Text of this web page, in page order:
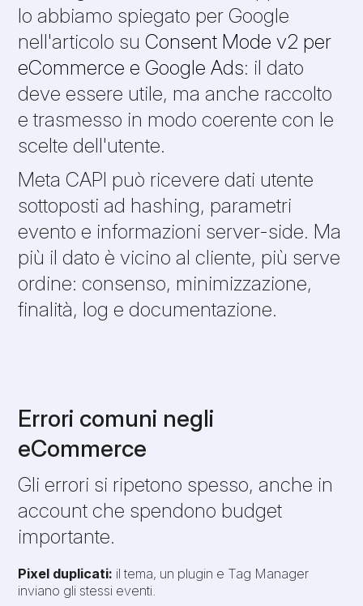
lo abbiamo spiegato per Google
nell'articolo su Consent Mode v2 per
eCommerce e Google Ads: il dato
deve essere utile, ma anche raccolto
e trasmesso in modo coerente con le
scelte dell'utente.
Meta CAPI può ricevere dati utente
sottoposti ad hashing, parametri
evento e informazioni server-side. Ma
più il dato è vicino al cliente, più serve
ordine: consenso, minimizzazione,
finalità, log e documentazione.
Errori comuni negli
eCommerce
Gli errori si ripetono spesso, anche in
account che spendono budget
importante.
Pixel duplicati: il tema, un plugin e Tag Manager
inviano gli stessi eventi.